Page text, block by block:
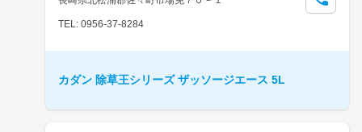
TEL: 0956-37-8284
カダン 除草王シリーズ ザッソージエース 5L